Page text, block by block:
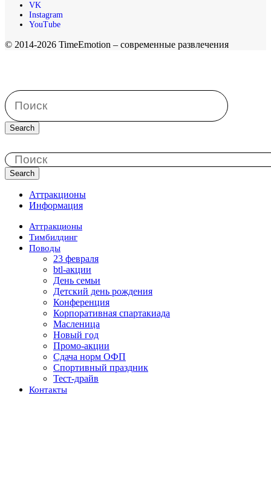
VK
Instagram
YouTube
© 2014-2026 TimeEmotion – современные развлечения
Search
Search
Аттракционы
Информация
Аттракционы
Тимбилдинг
Поводы
23 февраля
btl-акции
День семьи
Детский день рождения
Конференция
Корпоративная спартакиада
Масленица
Новый год
Промо-акции
Сдача норм ОФП
Спортивный праздник
Тест-драйв
Контакты